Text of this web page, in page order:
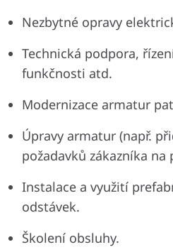
Nezbytné opravy
Technická podpora,
funkčnosti atd.
Modernizace armatur
Úpravy armatur (např.
požadavků zákazníka
Instalace a využití
odstávek.
Školení obsluhy.